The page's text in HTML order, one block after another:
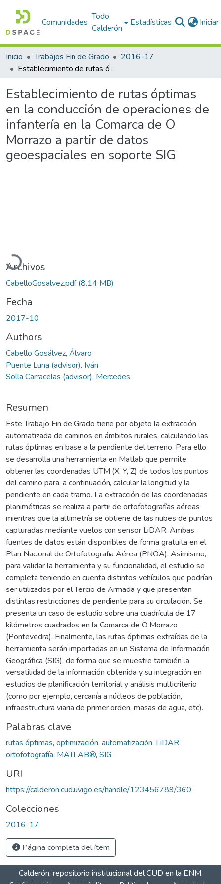
Comunidades
Todo
Calderón
Estadísticas
Inicio Trabajos Fin de Grado
2016-17
Establecimiento de rutas óptimas en la conducción de operaciones de infantería en la Comarca de O Morrazo a partir de datos geoespaciales en soporte SIG
Establecimiento de rutas óptimas
en la conducción de operaciones de
infantería en la Comarca de O
Morrazo a partir de datos
geoespaciales en soporte SIG
Cargando...
Archivos
CabelloGosalvez.pdf(8.14 MB)
Fecha
2017-10
Authors
Cabello Gosálvez, Álvaro
Puente Luna (advisor), Iván
Solla Carracelas (advisor), Mercedes
Resumen
Este Trabajo Fin de Grado tiene por objeto la extracción
automatizada de caminos en ámbitos rurales, calculando las
rutas óptimas en base a la pendiente del terreno. Para ello,
se desarrolla una herramienta en Matlab que permite
obtener las coordenadas UTM (X, Y, Z) de todos los puntos
del camino para, a continuación, calcular la longitud y la
pendiente en cada tramo. La extracción de las coordenadas
planimétricas se realiza a partir de ortofotografías aéreas
mientras que la altimetría se obtiene de las nubes de puntos
capturadas mediante vuelos con sensor LiDAR. Ambas
fuentes de datos están disponibles de forma gratuita en el
Plan Nacional de Ortofotografía Aérea (PNOA). Asimismo,
para validar la herramienta y su funcionalidad, el estudio se
completa teniendo en cuenta distintos vehículos que podrían
ser utilizados por el Tercio de Armada y que presentan
distintas restricciones de pendiente para su circulación. Se
presenta un caso de estudio sobre una cuadrícula de 17
kilómetros cuadrados en la Comarca de O Morrazo
(Pontevedra). Finalmente, las rutas óptimas extraídas de la
herramienta serán importadas en un Sistema de Información
Geográfica (SIG), de forma que se muestre también la
versatilidad de la información obtenida y su integración en
estudios de planificación territorial y análisis multicriterio
(como por ejemplo, cercanía a núcleos de población,
infraestructura viaria de primer orden, masas de agua, etc).
Palabras clave
rutas óptimas, optimización, automatización, LiDAR,
ortofotografía, MATLAB®, SIG
URI
https://calderon.cud.uvigo.es/handle/123456789/360
Colecciones
2016-17
Página completa del ítem
Calderón, repositorio institucional del CUD en la ENM.